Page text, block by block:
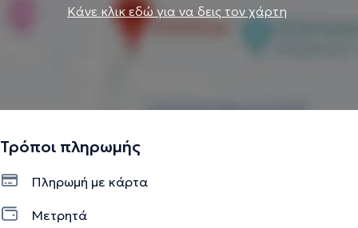
Κάνε κλικ εδώ για να δεις τον χάρτη
Τρόποι πληρωμής
Πληρωμή με κάρτα
Μετρητά